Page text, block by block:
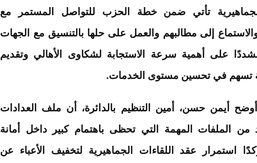
تأتي ضمن خطة الحزب للتواصل المستمر مع
إلى مطالبهم والعمل على حلها بالتنسيق مع الجهات
مشددًا على أهمية سرعة الاستجابة لشكاوى الأهالي وتقديم
تسهم في تحسين مستوى الخدمات.
أيمن حسن، أمين التنظيم بالدائرة، أن ملف العدادات
من الملفات المهمة التي تحظى باهتمام كبير داخل أمانة
استمرار عقد اللقاءات الجماهيرية لتخفيف الأعباء عن